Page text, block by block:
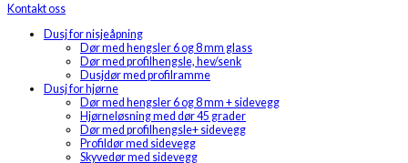
Kontakt oss
Dusj for nisjeåpning
Dør med hengsler 6 og 8 mm glass
Dør med profilhengsle, hev/senk
Dusjdør med profilramme
Dusj for hjørne
Dør med hengsler 6 og 8 mm + sidevegg
Hjørneløsning med dør 45 grader
Dør med profilhengsle+ sidevegg
Profildør med sidevegg
Skyvedør med sidevegg